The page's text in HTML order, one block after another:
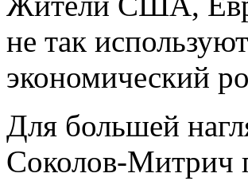
не так
экономический
Для большей
Соколов-Митрич